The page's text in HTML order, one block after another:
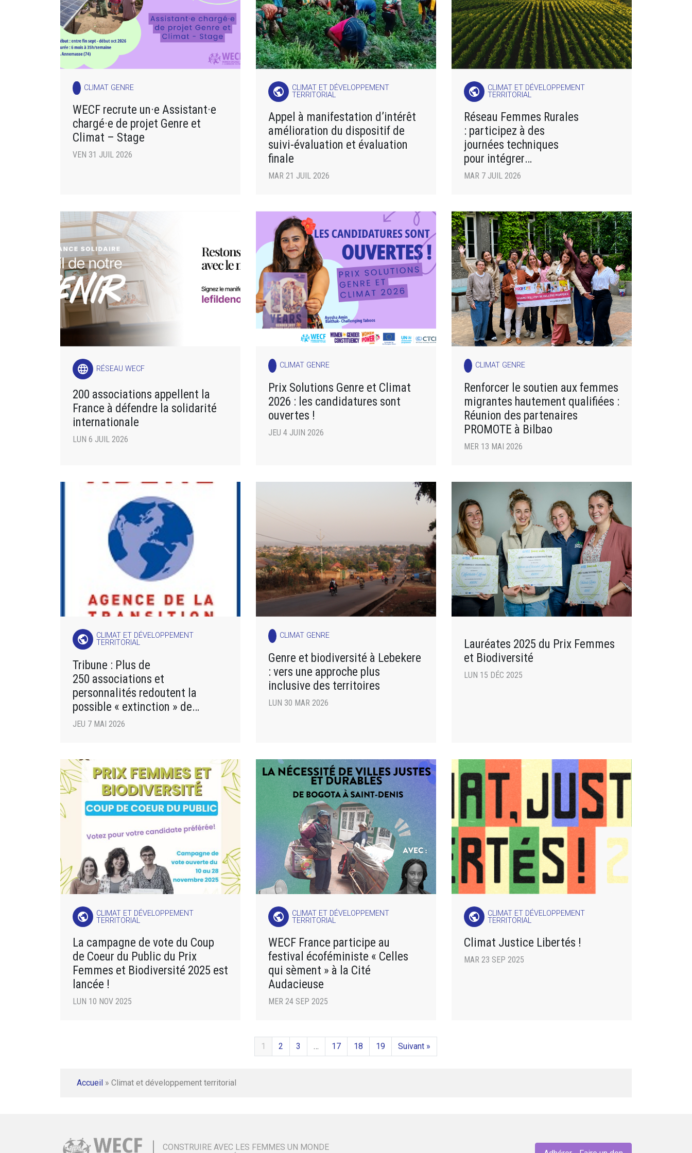
CLIMAT GENRE
WECF recrute un·e Assistant·e
chargé·e de projet Genre et
Climat – Stage
VEN 31 JUIL 2026
public
CLIMAT ET DÉVELOPPEMENT
TERRITORIAL
Appel à manifestation d’intérêt
amélioration du dispositif de
suivi-évaluation et évaluation
finale
MAR 21 JUIL 2026
public
CLIMAT ET DÉVELOPPEMENT
TERRITORIAL
Réseau Femmes Rurales
: participez à des
journées techniques
pour intégrer
des pratiques agricoles
MAR 7 JUIL 2026
language RÉSEAU WECF
200 associations appellent la
France à défendre la solidarité
internationale
LUN 6 JUIL 2026
CLIMAT GENRE
Prix Solutions Genre et Climat
2026 : les candidatures sont
ouvertes !
JEU 4 JUIN 2026
CLIMAT GENRE
Renforcer le soutien aux femmes
migrantes hautement qualifiées :
Réunion des partenaires
PROMOTE à Bilbao
MER 13 MAI 2026
public
CLIMAT ET DÉVELOPPEMENT
TERRITORIAL
Tribune : Plus de
250 associations et
personnalités redoutent la
possible « extinction » de
l’ADEME, à cause d’une loi
JEU 7 MAI 2026
CLIMAT GENRE
Genre et biodiversité à Lebekere
: vers une approche plus
inclusive des territoires
LUN 30 MAR 2026
Lauréates 2025 du Prix Femmes
et Biodiversité
LUN 15 DÉC 2025
public
CLIMAT ET DÉVELOPPEMENT
TERRITORIAL
La campagne de vote du Coup
de Coeur du Public du Prix
Femmes et Biodiversité 2025 est
lancée !
LUN 10 NOV 2025
public
CLIMAT ET DÉVELOPPEMENT
TERRITORIAL
WECF France participe au
festival écoféministe « Celles
qui sèment » à la Cité
Audacieuse
MER 24 SEP 2025
public
CLIMAT ET DÉVELOPPEMENT
TERRITORIAL
Climat Justice Libertés !
MAR 23 SEP 2025
1 2 3 … 17 18 19 Suivant »
Accueil » Climat et développement territorial
CONSTRUIRE AVEC LES FEMMES UN MONDE